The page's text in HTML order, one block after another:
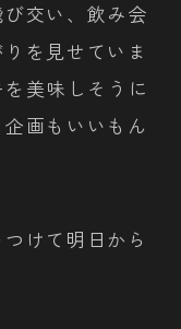
交い、飲み会
を見せていま
美味しそうに
画もいいもん
けて明日から